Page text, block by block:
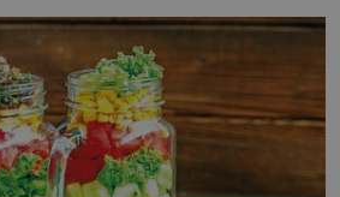
odborníci zdejším klimatickým
písky a extrémně